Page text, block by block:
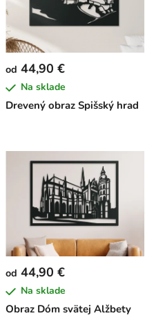
Drevený obraz Spišský hrad
od 44,90 €
Na sklade
Obraz Dóm svätej Alžbety
od 44,90 €
Na sklade